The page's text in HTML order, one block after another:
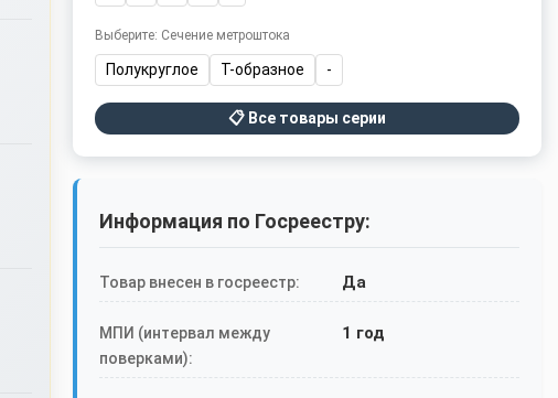
Выберите: Сечение метроштока
Полукруглое Т-образное -
📋 Все товары серии
Информация по Госреестру:
Товар внесен в госреестр: Да
МПИ (интервал между
поверками):
1 год